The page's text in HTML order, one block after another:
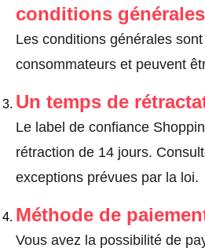
conditions
Les conditions générales
consommateurs et peuvent
Un temps de
Le label de confiance
rétraction de 14 jours.
exceptions prévues par la loi.
Méthode de
Vous avez la possibilité de